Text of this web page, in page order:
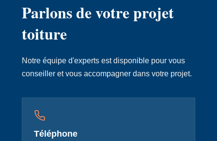
Parlons de votre projet
toiture
Notre équipe d'experts est disponible pour vous
conseiller et vous accompagner dans votre projet.
Téléphone